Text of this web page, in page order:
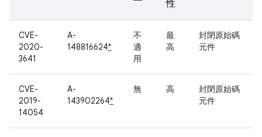
性
CVE-
2020-
3641
A-
148816624*
不
適
用
最
高
封閉原始碼
元件
CVE-
2019-
14054
A-
143902264*
無 高
封閉原始碼
元件